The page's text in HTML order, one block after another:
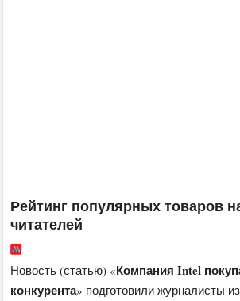
Рейтинг популярных товаров
читателей
Новость (статью) «Компания Intel
конкурента» подготовили журналисты